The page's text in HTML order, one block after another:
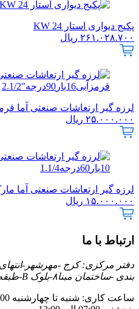
پکیج دیواری استار 24 KW
۲۶۱.۰۲۸.۷۰۰ ریال
لرزه گیر ارتعاشات صنعتی آما
۲۵.۰۰۰.۰۰۰ ریال
لرزه گیر ارتعاشات صنعتی آما مارک زرد
۱۵.۰۰۰.۰۰۰ ریال
ارتباط با ما
دفتر مرکزی: کرج -مهرشهر-
بندی -ساختمان مبنا۸-بلوک B-طبقه دوم
ساعت کاری: شنبه تا چهارشنبه 07:00 الی 16:00